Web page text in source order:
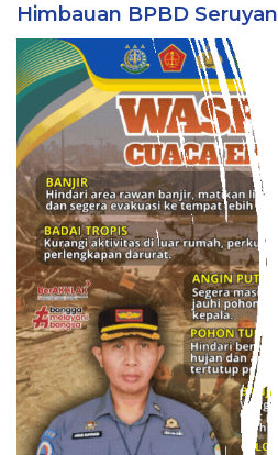
Himbauan BPBD Seruyan